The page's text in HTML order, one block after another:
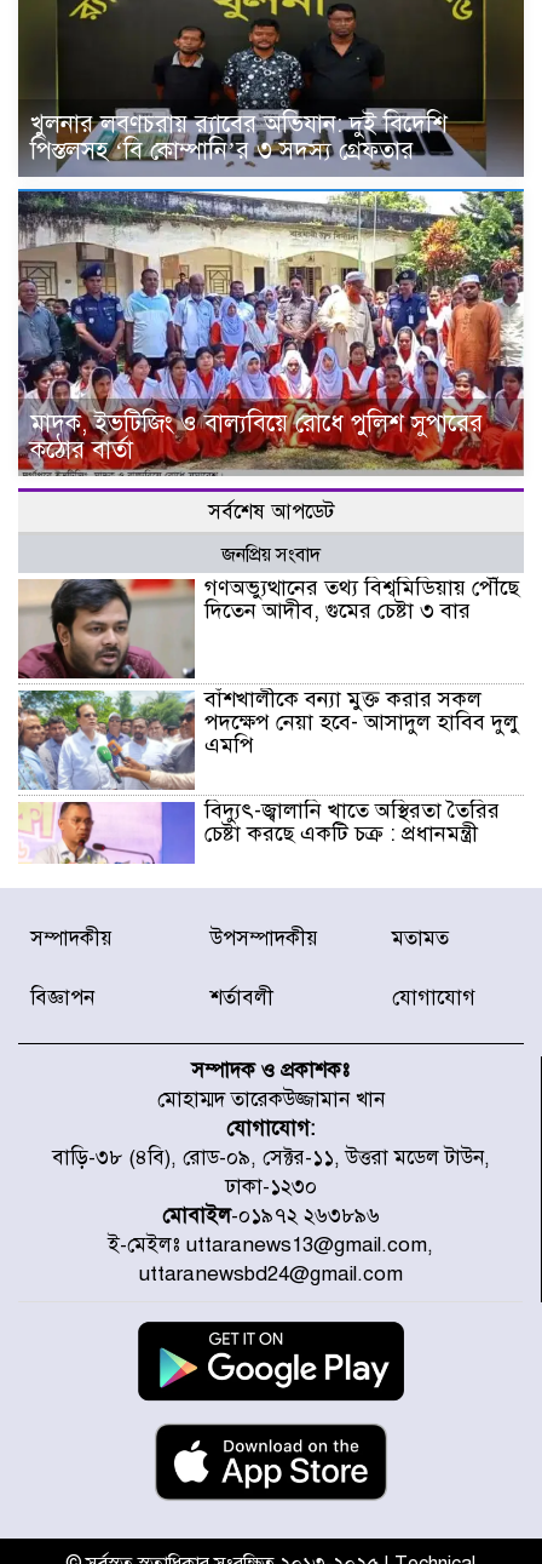
খুলনার লবণচরায় র‍্যাবের অভিযান: দুই বিদেশি
পিস্তলসহ ‘বি কোম্পানি’র ৩ সদস্য গ্রেফতার
মাদক, ইভটিজিং ও বাল্যবিয়ে রোধে পুলিশ সুপারের
কঠোর বার্তা
সর্বশেষ আপডেট
জনপ্রিয় সংবাদ
গণঅভ্যুত্থানের তথ্য বিশ্বমিডিয়ায় পৌঁছে
দিতেন আদীব, গুমের চেষ্টা ৩ বার
বাঁশখালীকে বন্যা মুক্ত করার সকল
পদক্ষেপ নেয়া হবে- আসাদুল হাবিব দুলু
এমপি
বিদ্যুৎ-জ্বালানি খাতে অস্থিরতা তৈরির
চেষ্টা করছে একটি চক্র : প্রধানমন্ত্রী
টাইফুন ‘ডলফিনের’ আঘাতে জাপানে
৫ আহত, চীনে বন্দর বন্ধ
বরাদ্দের ঘোষণা স্থানীয় সরকার মন্ত্রীর
জুলাই জাদুঘর ঘুরে দেখলেন এনসিপি
নেতারা
যুক্তরাষ্ট্রে দাবানল নেভাতে গিয়ে
হেলিকপ্টার বিধ্বস্ত, নিহত ১
মজুদদারের সর্বোচ্চ শাস্তি মৃত্যুদণ্ড, তাই
ভেবে মজুদ করবেন : আইনমন্ত্রী
আন্তর্জাতিক আদিবাসী দিবস: রাষ্ট্রের
দায়িত্ব ও দায়বদ্ধতা II – মং এ খেন
সম্পাদকীয় উপসম্পাদকীয় মতামত
বিজ্ঞাপন শর্তাবলী যোগাযোগ
সম্পাদক ও প্রকাশকঃ
মোহাম্মদ তারেকউজ্জামান খান
যোগাযোগ:
বাড়ি-৩৮ (৪বি), রোড-০৯, সেক্টর-১১, উত্তরা মডেল টাউন,
ঢাকা-১২৩০
মোবাইল-০১৯৭২ ২৬৩৮৯৬
ই-মেইলঃ uttaranews13@gmail.com,
uttaranewsbd24@gmail.com